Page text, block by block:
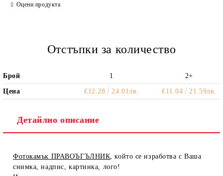
Оцени продукта
Отстъпки за количество
Брой 1 2+
Цена €12.28 24.01лв. €11.04 21.59лв.
Детайлно описание
Фотокамък ПРАВОЪГЪЛНИК, който се изработва с Ваша
снимка, надпис, картинка, лого!